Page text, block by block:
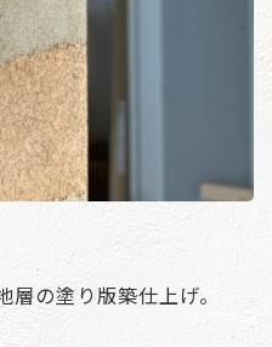
の塗り版築仕上げ。